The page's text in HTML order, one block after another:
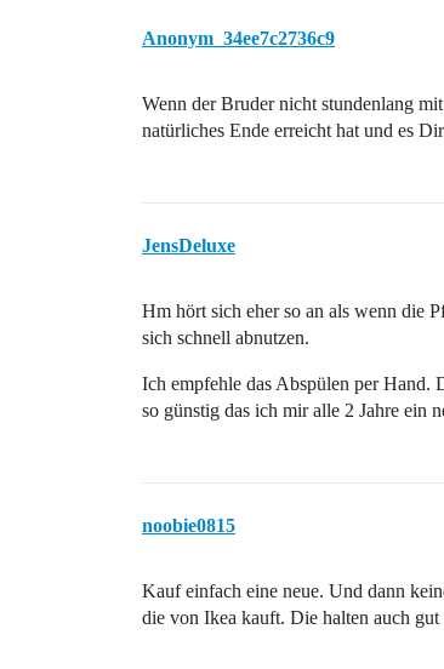
Anonym_34ee7c2736c9
Wenn der Bruder nicht stundenlang
natürliches Ende erreicht hat und es
JensDeluxe
Hm hört sich eher so an als wenn die
sich schnell abnutzen.
Ich empfehle das Abspülen per Hand.
so günstig das ich mir alle 2 Jahre ein
noobie0815
Kauf einfach eine neue. Und dann
die von Ikea kauft. Die halten auch